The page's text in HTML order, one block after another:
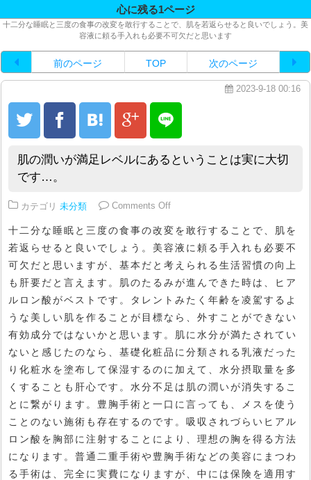
心に残る1ページ
十二分な睡眠と三度の食事の改変を敢行することで、肌を若返らせると良いでしょう。美
容液に頼る手入れも必要不可欠だと思います
前のページ TOP 次のページ
2023-9-18 00:16
肌の潤いが満足レベルにあるということは実に大切
です…。
カテゴリ 未分類 Comments Offon 肌の潤いが満足レベルにある
十二分な睡眠と三度の食事の改変を敢行することで、肌を
若返らせると良いでしょう。美容液に頼る手入れも必要不
可欠だと思いますが、基本だと考えられる生活習慣の向上
も肝要だと言えます。肌のたるみが進んできた時は、ヒア
ルロン酸がベストです。タレントみたく年齢を凌駕するよ
うな美しい肌を作ることが目標なら、外すことができない
有効成分ではないかと思います。肌に水分が満たされてい
ないと感じたのなら、基礎化粧品に分類される乳液だった
り化粧水を塗布して保湿するのに加えて、水分摂取量を多
くすることも肝心です。水分不足は肌の潤いが消失するこ
とに繋がります。豊胸手術と一口に言っても、メスを使う
ことのない施術も存在するのです。吸収されづらいヒアル
ロン酸を胸部に注射することにより、理想の胸を得る方法
になります。普通二重手術や豊胸手術などの美容にまつわ
る手術は、完全に実費になりますが、中には保険を適用す